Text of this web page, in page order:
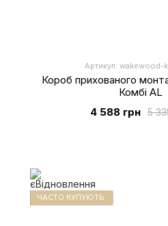
Артикул: wakewood-
Короб прихованого
Комбі AL
5
4 588 грн
ЧАСТО КУПУЮТЬ